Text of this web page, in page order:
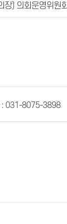
장) 의회운영위원
: 031-8075-3898